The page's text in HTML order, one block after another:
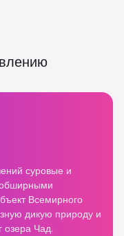
суровые и
Всемирного
дикую природу и
озера Чад.